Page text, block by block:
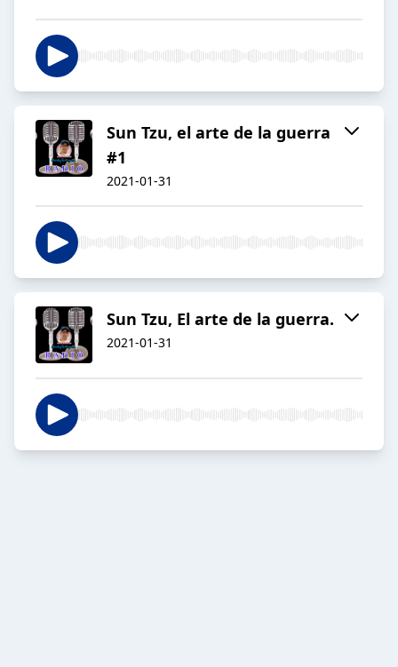
Sun Tzu, el arte de la guerra
#1
2021-01-31
Sun Tzu, El arte de la guerra.
2021-01-31